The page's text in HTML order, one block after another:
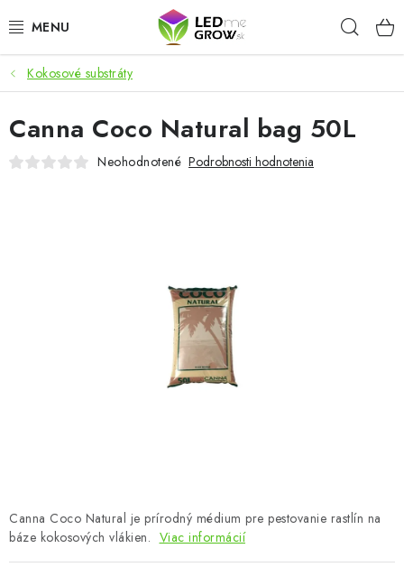
na
AKCIE
LED OSVETLENIE PRE RASTLINY
PESTOVATEĽSKÉ POTREBY
O nákupu
Blog
Predávané značky
Kokosové substráty
Canna Coco Natural je prírodný médium pre pestovanie rastlín na
báze kokosových vlákien. Viac informácií
Canna Coco Natural bag 50L
Neohodnotené Podrobnosti hodnotenia